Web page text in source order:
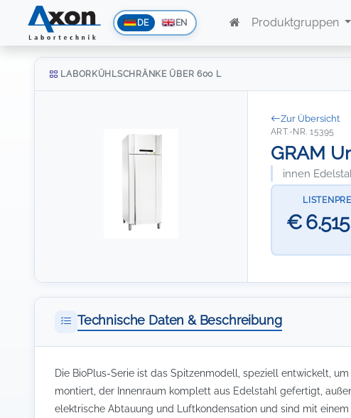
DE EN Produktgruppen
LABORKÜHLSCHRÄNKE ÜBER 600 L
Zur Übersicht
ART.-NR. 15395
GRAM
innen
€
Technische Daten & Beschreibung
Die BioPlus-Serie ist das Spitzenmodell, speziell entwickelt,
montiert, der Innenraum komplett aus Edelstahl gefertigt,
elektrische Abtauung und Luftkondensation und sind mit